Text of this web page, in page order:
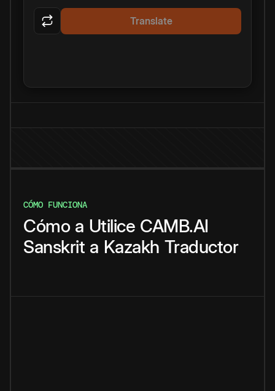
Translate
CÓMO FUNCIONA
Cómo a Utilice CAMB.AI
Sanskrit a Kazakh Traductor